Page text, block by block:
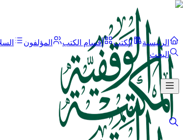
الرئيسية الكتب أقسام الكتب المؤلفون
البحث